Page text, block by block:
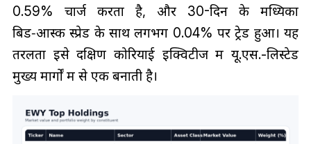
0.59% चार्ज करता है, और 30-दिन के मध्यिका
बिड‑आस्क स्प्रेड के साथ लगभग 0.04% पर ट्रेड हुआ। यह
तरलता इसे दक्षिण कोरियाई इक्विटीज में यू.एस.-लिस्टेड
मुख्य मार्गों में से एक बनाती है।